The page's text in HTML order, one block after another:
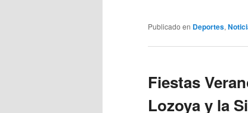
Publicado en Deportes,
Fiestas
Lozoya y la